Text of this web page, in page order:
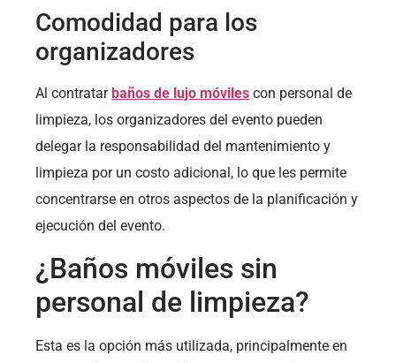
Comodidad para los
organizadores
Al contratarbaños de lujo móviles con personal de
limpieza, los organizadores del evento pueden
delegar la responsabilidad del mantenimiento y
limpieza por un costo adicional, lo que les permite
concentrarse en otros aspectos de la planificación y
ejecución del evento.
¿Baños móviles sin
personal de limpieza?
Esta es la opción más utilizada, principalmente en